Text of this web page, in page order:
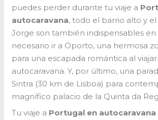
puedes perder durante tu viaje a
autocaravana, todo el barrio alto y el
Jorge son también indispensables en
necesario ir a Oporto, una hermosa
para una escapada romántica al
autocaravana. Y, por último, una
Sintra (30 km de Lisboa) para
magnífico palacio de la Quinta da
Tu viaje a Portugal en autocaravana